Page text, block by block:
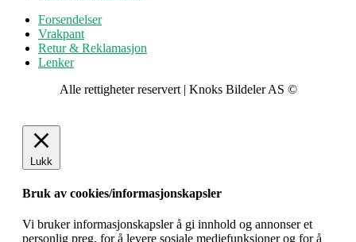
Forsendelser
Vrakpant
Retur & Reklamasjon
Lenker
Alle rettigheter reservert | Knoks Bildeler AS ©
Lukk
Bruk av cookies/informasjonskapsler
Vi bruker informasjonskapsler å gi innhold og annonser et
personlig preg, for å levere sosiale mediefunksjoner og for å